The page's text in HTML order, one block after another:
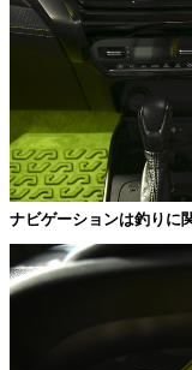
ナビゲーションは釣りに